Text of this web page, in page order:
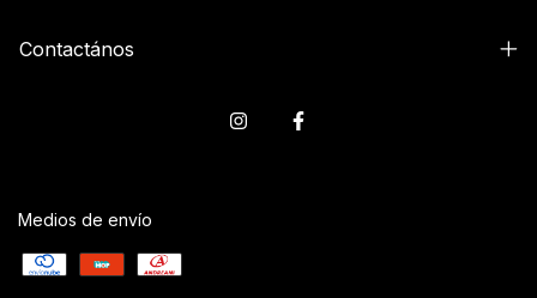
Contactános
Medios de envío